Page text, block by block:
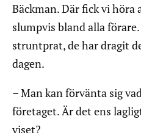
Bäckman. Där fick vi höra
slumpvis bland alla
struntprat, de har dragit
dagen.
– Man kan förvänta sig
företaget. Är det ens
viset?